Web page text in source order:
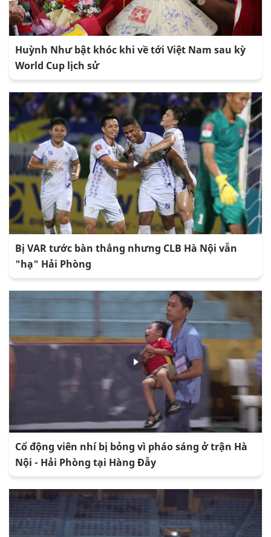
Huỳnh Như bật khóc khi về tới Việt Nam sau kỳ
World Cup lịch sử
Bị VAR tước bàn thắng nhưng CLB Hà Nội vẫn
"hạ" Hải Phòng
Cổ động viên nhí bị bỏng vì pháo sáng ở trận Hà
Nội - Hải Phòng tại Hàng Đẫy